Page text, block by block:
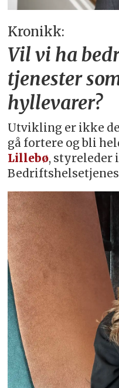
Kronikk:
Vil vi ha
tjenester
hyllevarer?
Utvikling er ikke
gå fortere og bli
Lillebø, styreleder i